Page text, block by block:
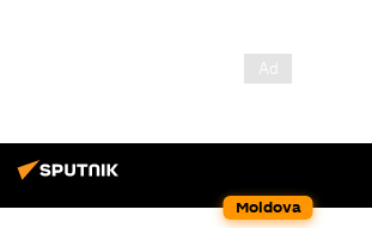
Moldova